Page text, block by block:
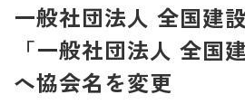
一般社団法人 全国建
「一般社団法人 全国
へ協会名を変更